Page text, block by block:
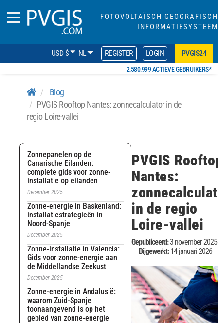
FOTOVOLTAÏSCH GEOGRAFISCH
INFORMATIESYSTEEM
USD $ NL REGISTER LOGIN PVGIS24
2,580,999 ACTIEVE GEBRUIKERS*
Blog
PVGIS Rooftop Nantes: zonnecalculator in de
regio Loire-vallei
Zonnepanelen op de
Canarische Eilanden:
complete gids voor zonne-
installatie op eilanden
December 2025
Zonne-energie in Baskenland:
installatiestrategieën in
Noord-Spanje
December 2025
Zonne-installatie in Valencia:
Gids voor zonne-energie aan
de Middellandse Zeekust
December 2025
Zonne-energie in Andalusië:
waarom Zuid-Spanje
toonaangevend is op het
gebied van zonne-energie
PVGIS
Nantes:
in de regio
Loire-vallei
Gepubliceerd:3 november 2025
Bijgewerkt: 14 januari 2026